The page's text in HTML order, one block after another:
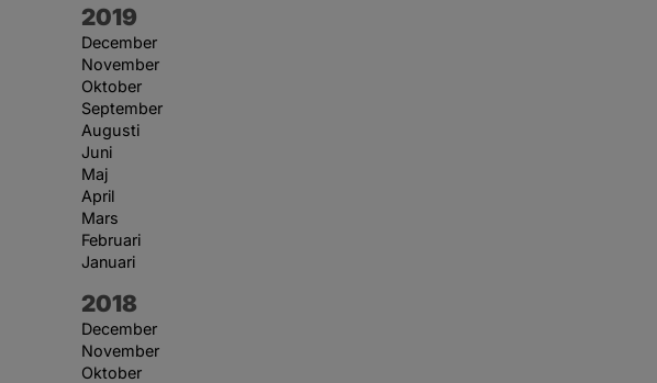
År:
2019
December
November
Oktober
September
Augusti
Juni
Maj
April
Mars
Februari
Januari
År:
2018
December
November
Oktober